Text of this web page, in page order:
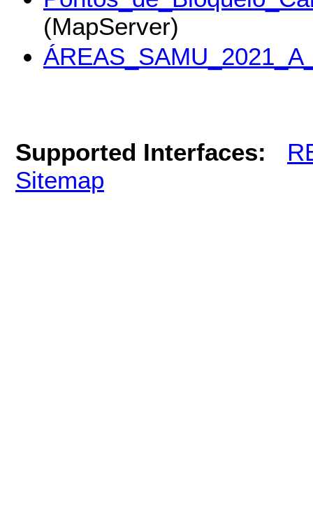
(MapServer)
Supported Interfaces:
Sitemap